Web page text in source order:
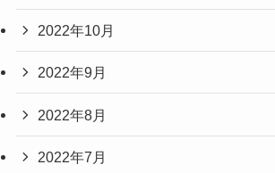
2022年10月
2022年9月
2022年8月
2022年7月